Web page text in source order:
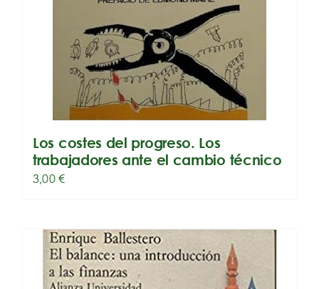
Los costes del progreso. Los
trabajadores ante el cambio técnico
3,00€